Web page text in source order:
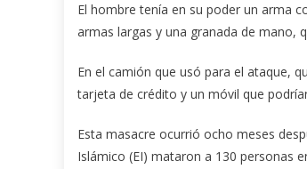
El hombre tenía en su poder un arma
armas largas y una granada de mano,
En el camión que usó para el ataque,
tarjeta de crédito y un móvil que
Esta masacre ocurrió ocho meses
Islámico (EI) mataron a 130 personas